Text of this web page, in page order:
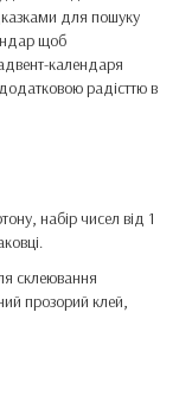
для пошуку
щоб
календаря
радісттю в
набір чисел від 1
склеювання
прозорий клей,